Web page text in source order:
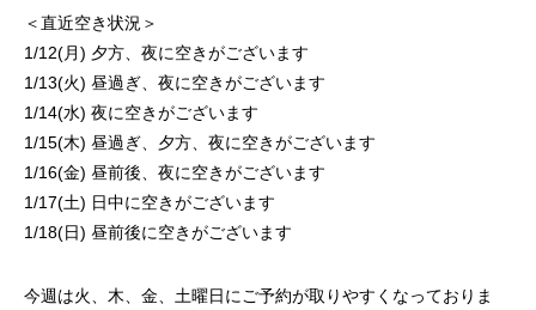
＜直近空き状況＞
1/12(月) 夕方、夜に空きがございます
1/13(火) 昼過ぎ、夜に空きがございます
1/14(水) 夜に空きがございます
1/15(木) 昼過ぎ、夕方、夜に空きがございます
1/16(金) 昼前後、夜に空きがございます
1/17(土) 日中に空きがございます
1/18(日) 昼前後に空きがございます
今週は火、木、金、土曜日にご予約が取りやすくなっておりま